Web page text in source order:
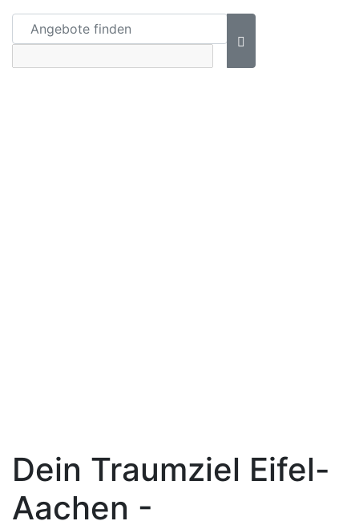
Dein Traumziel Eifel-
Aachen -